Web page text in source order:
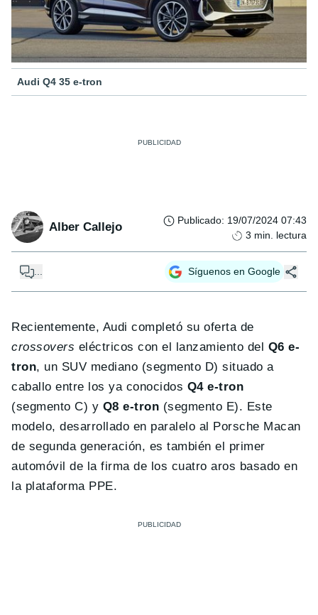
Audi Q4 35 e-tron
Alber Callejo Publicado: 19/07/2024 07:43
3 min. lectura
... Síguenos en Google
Recientemente, Audi completó su oferta de
crossovers eléctricos con el lanzamiento del Q6 e-
tron, un SUV mediano (segmento D) situado a
caballo entre los ya conocidos Q4 e-tron
(segmento C) y Q8 e-tron (segmento E). Este
modelo, desarrollado en paralelo al Porsche Macan
de segunda generación, es también el primer
automóvil de la firma de los cuatro aros basado en
la plataforma PPE.